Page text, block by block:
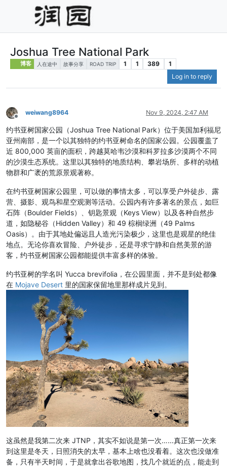
Joshua Tree National Park
博客 人在途中 故事分享 ROAD TRIP 1 1 389
1
Log in to reply
Offline
weiwang8964 Nov 9, 2024, 2:47 AM
约书亚树国家公园（Joshua Tree National Park）位于美国加利福尼
亚州南部，是一个以其独特的约书亚树命名的国家公园。公园覆盖了
近 800,000 英亩的面积，跨越莫哈韦沙漠和科罗拉多沙漠两个不同
的沙漠生态系统。这里以其独特的地质结构、攀岩场所、多样的动植
物群和广袤的荒原景观著称。
在约书亚树国家公园里，可以做的事情太多，可以享受户外徒步、露
营、摄影、观鸟和星空观测等活动。公园内有许多著名的景点，如巨
石阵（Boulder Fields）、钥匙景观（Keys View）以及各种自然步
道，如隐秘谷（Hidden Valley）和 49 棕榈绿洲（49 Palms
Oasis）。由于其地处偏远且人造光污染极少，这里也是观星的绝佳
地点。无论你喜欢冒险、户外徒步，还是寻求宁静和自然美景的游
客，约书亚树国家公园都能提供丰富多样的体验。
约书亚树的学名叫 Yucca brevifolia，在公园里面，并不是到处都像
在 Mojave Desert 里的国家保留地里那样成片见到。
这虽然是我第二次来 JTNP，其实不如说是第一次……真正第一次来
到这里是冬天，日照消失的太早，基本上啥也没看着。这次也没做准
备，只有半天时间，于是就拿出谷歌地图，找几个就近的点，能走到